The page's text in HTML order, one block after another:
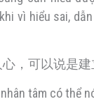
vì hiểu sai,
，可以说是建
tâm có thể